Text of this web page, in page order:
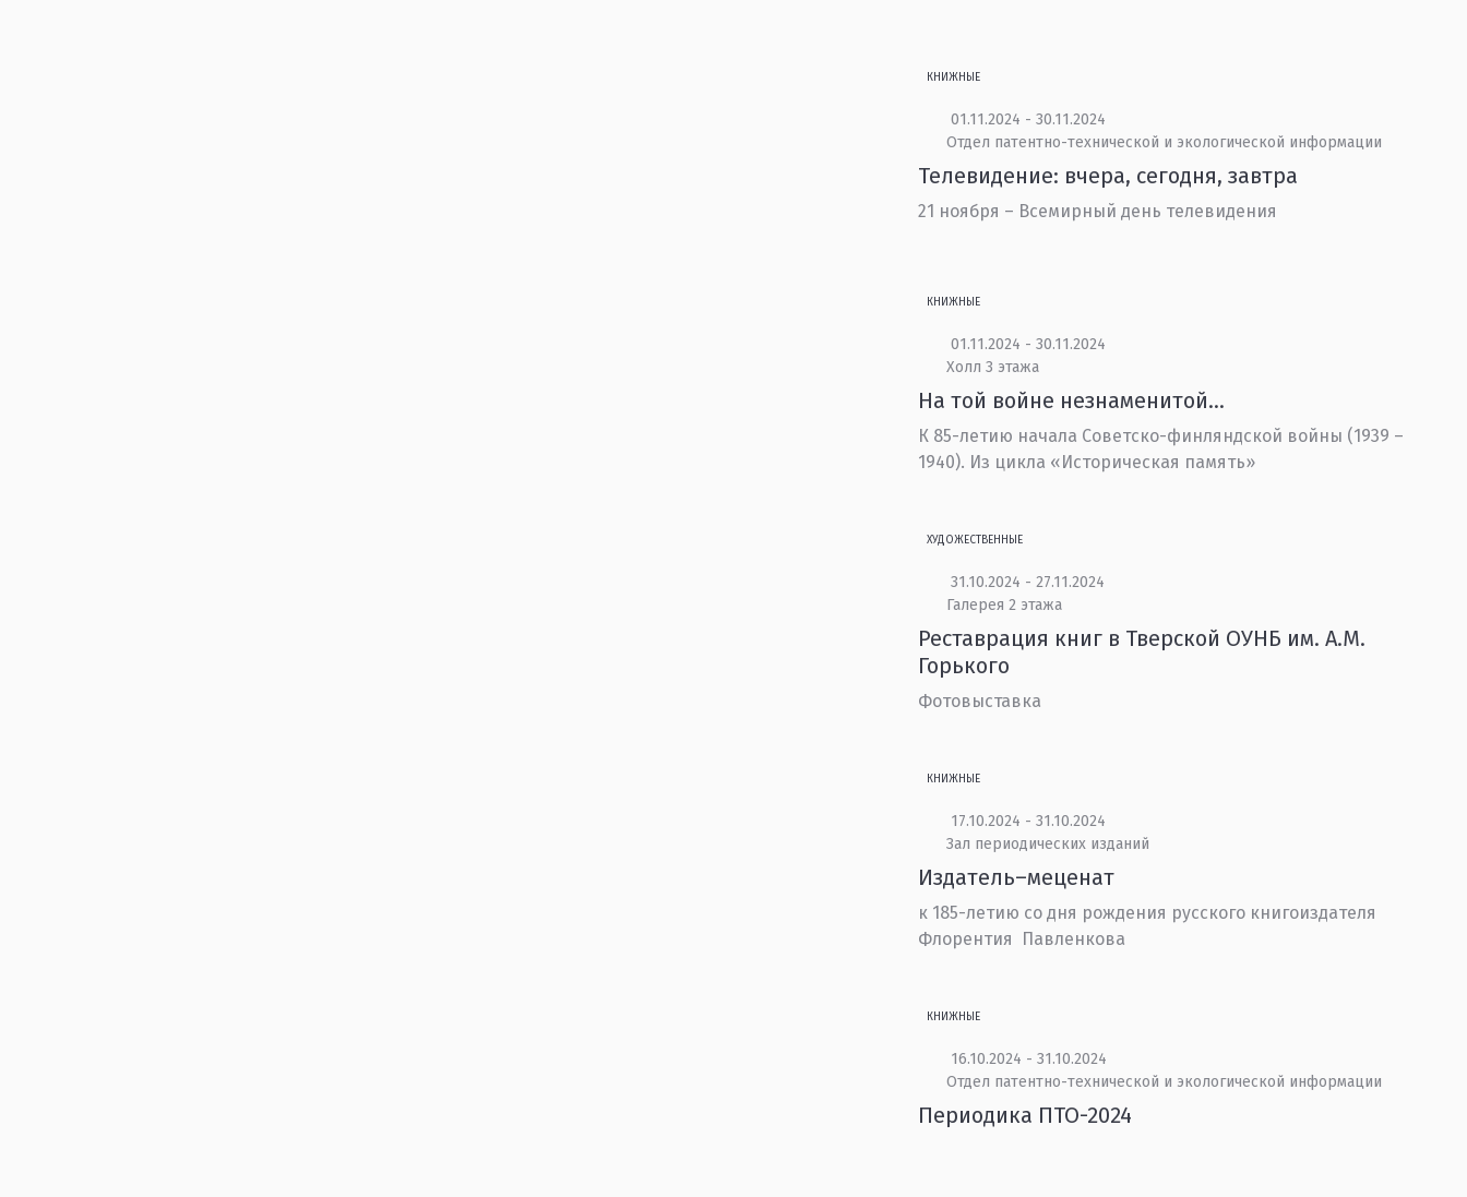
КНИЖНЫЕ
01.11.2024 - 30.11.2024
Отдел патентно-технической и экологической информации
Телевидение: вчера, сегодня, завтра
21 ноября – Всемирный день телевидения
КНИЖНЫЕ
01.11.2024 - 30.11.2024
Холл 3 этажа
На той войне незнаменитой…
К 85-летию начала Советско-финляндской войны (1939 –
1940). Из цикла «Историческая память»
ХУДОЖЕСТВЕННЫЕ
31.10.2024 - 27.11.2024
Галерея 2 этажа
Реставрация книг в Тверской ОУНБ им. А.М.
Горького
Фотовыставка
КНИЖНЫЕ
17.10.2024 - 31.10.2024
Зал периодических изданий
Издатель–меценат
к 185-летию со дня рождения русского книгоиздателя
Флорентия Павленкова
КНИЖНЫЕ
16.10.2024 - 31.10.2024
Отдел патентно-технической и экологической информации
Периодика ПТО-2024